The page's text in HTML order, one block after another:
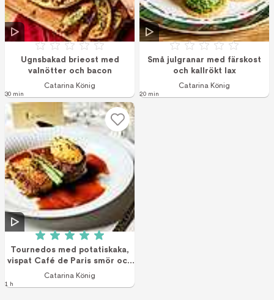
Betyg: 0 av 5
Ugnsbakad brieost med
valnötter och bacon
Catarina König
30 min
Betyg: 0 av 5
Små julgranar med färskost
och kallrökt lax
Catarina König
20 min
Betyg: 5 av 5 (1 röster)
Tournedos med potatiskaka,
vispat Café de Paris smör och
rödvinssås
Catarina König
1 h